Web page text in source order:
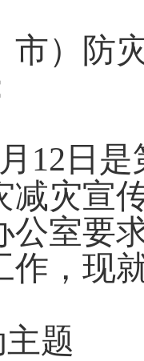
）
防
月 12 日是
减灾宣
公室要
作，现
题